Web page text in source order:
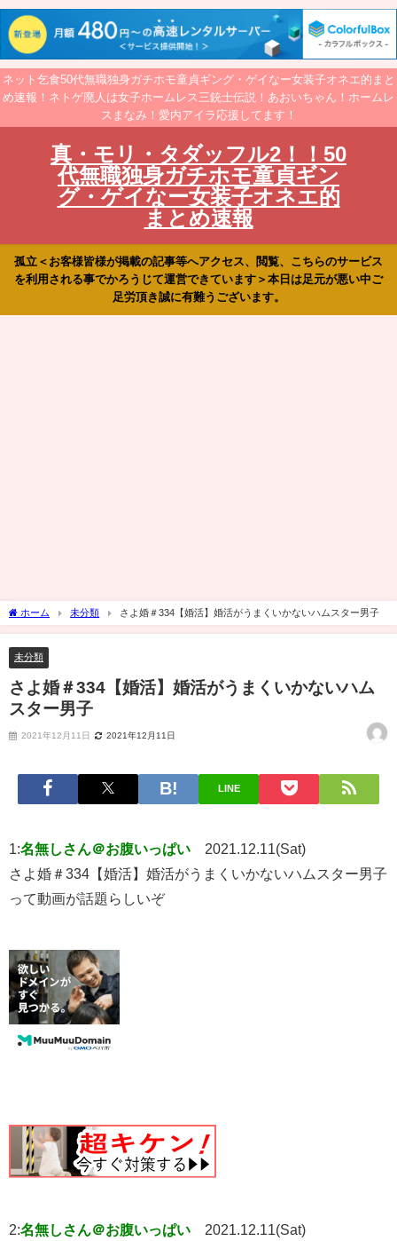
ネット乞食50代無職独身ガチホモ童貞ギング・ゲイなー女装子オネエ的まと
め速報！ネトゲ廃人は女子ホームレス三銃士伝説！あおいちゃん！ホームレ
スまなみ！愛内アイラ応援してます！
真・モリ・タダッフル2！！50
代無職独身ガチホモ童貞ギン
グ・ゲイなー女装子オネエ的
まとめ速報
孤立＜お客様皆様が掲載の記事等へアクセス、閲覧、こちらのサービス
を利用される事でかろうじて運営できています＞本日は足元が悪い中ご
足労頂き誠に有難うございます。
ホーム 未分類 さよ婚＃334【婚活】婚活がうまくいかないハムスター男子
未分類
さよ婚＃334【婚活】婚活がうまくいかないハム
スター男子
2021年12月11日 2021年12月11日
LINE
1:名無しさん＠お腹いっぱい
2021.12.11(Sat)
さよ婚＃334【婚活】婚活がうまくいかないハムスター男子
って動画が話題らしいぞ
2:名無しさん＠お腹いっぱい 2021.12.11(Sat)